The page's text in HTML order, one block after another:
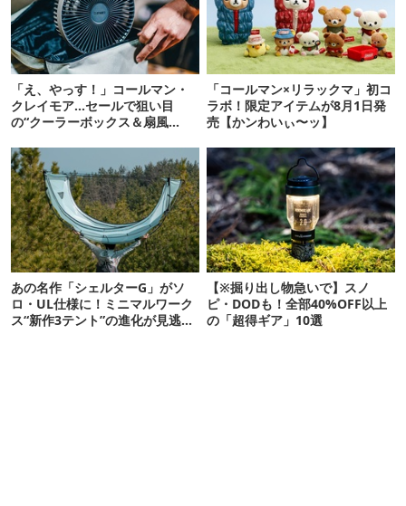
「え、やっす！」コールマン・
クレイモア…セールで狙い目
の“クーラーボックス＆扇風
「コールマン×リラックマ」初コ
ラボ！限定アイテムが8月1日発
売【かンわいぃ〜ッ】
あの名作「シェルターG」がソ
ロ・UL仕様に！ミニマルワーク
ス“新作3テント”の進化が見逃せ
【※掘り出し物急いで】スノ
ピ・DODも！全部40%OFF以上
の「超得ギア」10選